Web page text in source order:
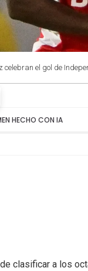
el gol de
HECHO CON IA
clasificar a los